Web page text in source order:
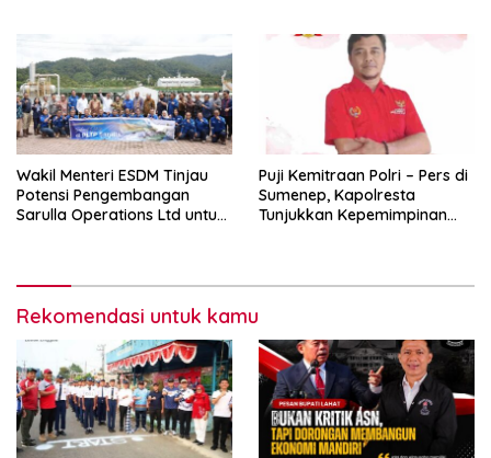
Wakil Menteri ESDM Tinjau
Potensi Pengembangan
Sarulla Operations Ltd untuk
Puji Kemitraan Polri – Pers di
Sumenep, Kapolresta
Tunjukkan Kepemimpinan
Rekomendasi untuk kamu